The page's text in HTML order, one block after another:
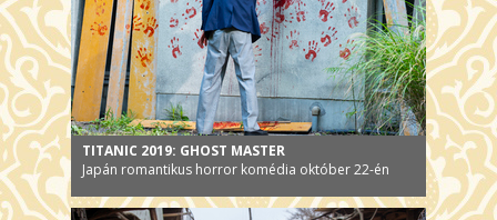
TITANIC 2019: GHOST MASTER
Japán romantikus horror komédia október 22-én